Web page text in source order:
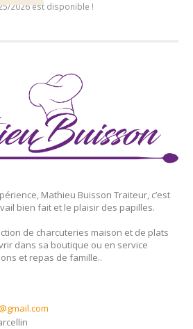
2026 est disponible !
Mathieu Buisson Traiteur, c’est
bien fait et le plaisir des papilles.
de charcuteries maison et de plats
dans sa boutique ou en service
et repas de famille..